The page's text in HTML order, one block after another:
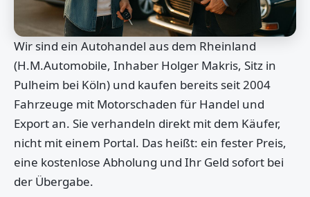
Wir sind ein Autohandel aus dem Rheinland
(H.M.Automobile, Inhaber Holger Makris, Sitz in
Pulheim bei Köln) und kaufen bereits seit 2004
Fahrzeuge mit Motorschaden für Handel und
Export an. Sie verhandeln direkt mit dem Käufer,
nicht mit einem Portal. Das heißt: ein fester Preis,
eine kostenlose Abholung und Ihr Geld sofort bei
der Übergabe.